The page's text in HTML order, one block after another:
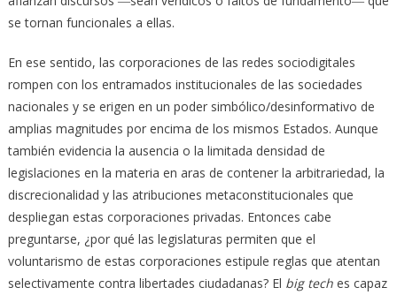
se tornan funcionales a ellas.
En ese sentido, las corporaciones de las redes sociodigitales
rompen con los entramados institucionales de las sociedades
nacionales y se erigen en un poder simbólico/desinformativo de
amplias magnitudes por encima de los mismos Estados. Aunque
también evidencia la ausencia o la limitada densidad de
legislaciones en la materia en aras de contener la arbitrariedad, la
discrecionalidad y las atribuciones metaconstitucionales que
despliegan estas corporaciones privadas. Entonces cabe
preguntarse, ¿por qué las legislaturas permiten que el
voluntarismo de estas corporaciones estipule reglas que atentan
selectivamente contra libertades ciudadanas? El big teches capaz